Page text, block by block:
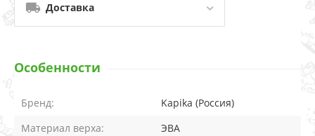
Доставка
Особенности
Бренд:
Kapika (Россия)
Материал верха:
ЭВА